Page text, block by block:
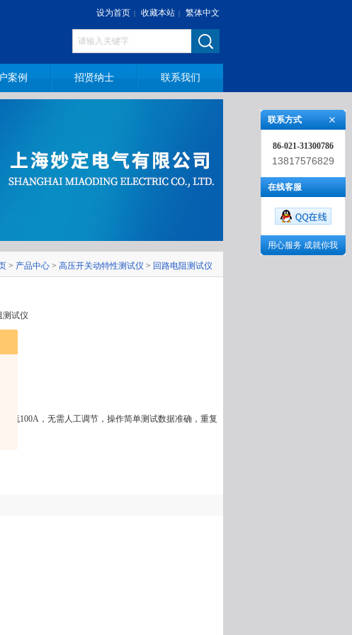
设为首页 | 收藏本站 | 繁体中文
案例 招贤纳士 联系我们
> 产品中心 > 高压开关动特性测试仪 > 回路电阻测试仪
测试仪
流100A，无需人工调节，操作简单测试数据准确，重复
联系方式
86-021-31300786
13817576829
在线客服
用心服务 成就你我